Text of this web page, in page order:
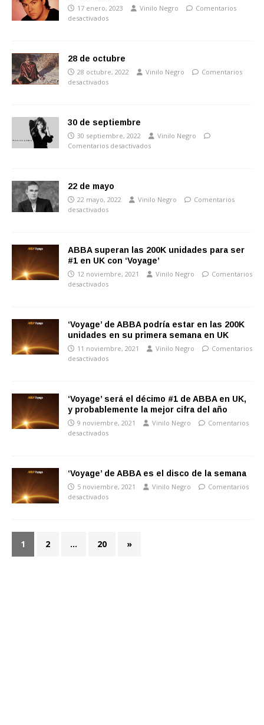
17 enero, 2023 Vinilo Negro
Comentarios
desactivados
28 de octubre
28 octubre, 2022 Vinilo Negro
Comentarios
desactivados
30 de septiembre
30 septiembre, 2022
Vinilo Negro
Comentarios desactivados
22 de mayo
22 mayo, 2022 Vinilo Negro
Comentarios
desactivados
ABBA superan las 200K unidades para ser
#1 en UK con ‘Voyage’
12 noviembre, 2021 Vinilo Negro
Comentarios
desactivados
‘Voyage’ de ABBA podría estar en las 200K
unidades en su primera semana en UK
11 noviembre, 2021 Vinilo Negro
Comentarios
desactivados
‘Voyage’ será el décimo #1 de ABBA en UK,
y probablemente la mejor cifra del año
9 noviembre, 2021 Vinilo Negro
Comentarios
desactivados
‘Voyage’ de ABBA es el disco de la semana
5 noviembre, 2021 Vinilo Negro
Comentarios
desactivados
1 2 … 20 »